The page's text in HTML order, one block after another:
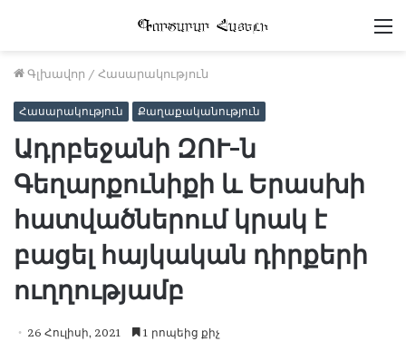
Գլխավոր / Հասարակություն
Հասարակություն Քաղաքականություն
Ադրբեջանի ԶՈՒ-ն
Գեղարքունիքի և Երասխի
հատվածներում կրակ է
բացել հայկական դիրքերի
ուղղությամբ
26 Հուլիսի, 2021 1 րոպեից քիչ